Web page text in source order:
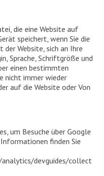
die eine Website auf
speichert, wenn Sie die
der Website, sich an Ihre
Sprache, Schriftgröße und
einen bestimmten
nicht immer wieder
auf die Website oder Von
um Besuche über Google
finden Sie
devguides/collect